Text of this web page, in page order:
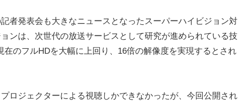
者発表会も大きなニュースとなったスーパーハイビジョン対
ンは、次世代の放送サービスとして研究が進められている技
のフルHDを大幅に上回り、16倍の解像度を実現するとされ
ロジェクターによる視聴しかできなかったが、今回公開され